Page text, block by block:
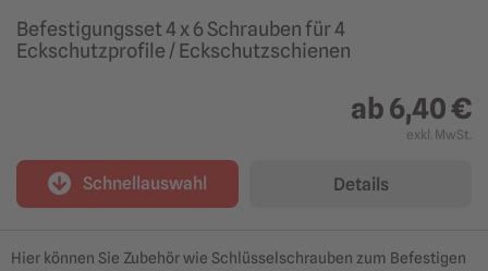
Befestigungsset 4 x 6 Schrauben für 4
Eckschutzprofile / Eckschutzschienen
ab6,40 €
exkl. MwSt.
Schnellauswahl Details
Hier können Sie Zubehör wie Schlüsselschrauben zum Befestigen